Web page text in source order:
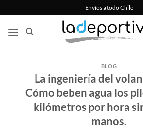
al
contenido
Envíos a todo Chile
BLOG
La ingeniería del
Cómo beben agua los
kilómetros por hora
manos.